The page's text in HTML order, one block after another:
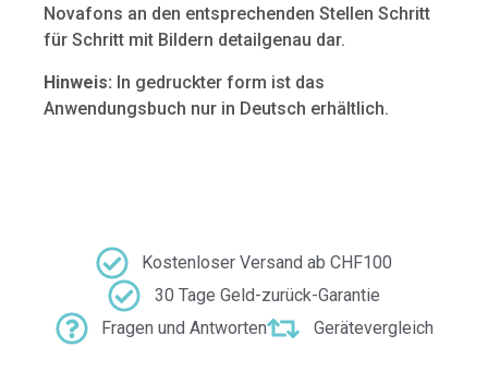
Novafons an den entsprechenden Stellen Schritt
für Schritt mit Bildern detailgenau dar.
Hinweis: In gedruckter form ist das
Anwendungsbuch nur in Deutsch erhältlich.
Kostenloser Versand ab CHF100
30 Tage Geld-zurück-Garantie
Fragen und Antworten
Gerätevergleich